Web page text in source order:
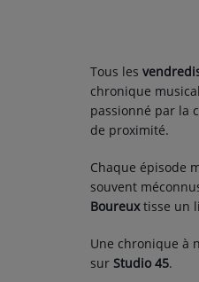
DÉDICACES
Tous les
chronique
passionné par la
de proximité.
Chaque épisode
souvent
Boureuxtisse un
Une chronique à
sur Studio 45.